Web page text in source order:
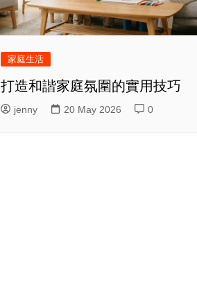
家庭生活
打造和諧家庭氛圍的實用技巧
jenny 20 May 2026 0